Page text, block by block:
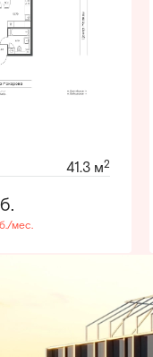
41.3 м2
мес.